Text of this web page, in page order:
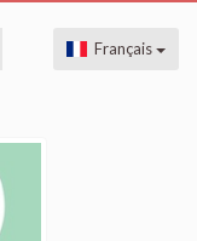
Français